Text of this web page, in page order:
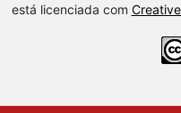
está licenciada com